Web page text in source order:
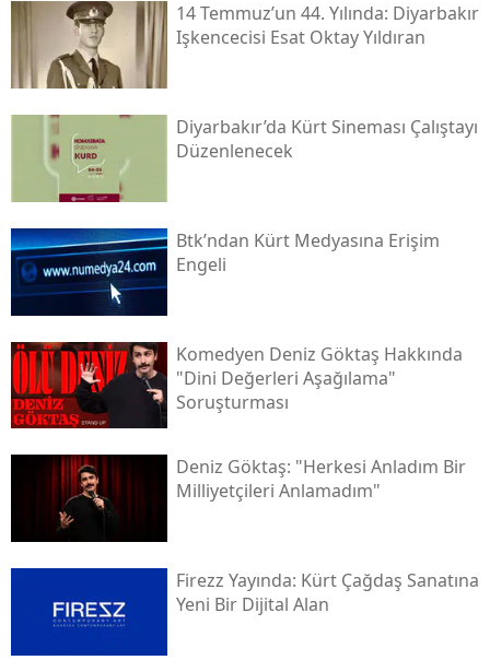
14 Temmuz’un 44. Yılında: Diyarbakır
Işkencecisi Esat Oktay Yıldıran
Diyarbakır’da Kürt Sineması Çalıştayı
Düzenlenecek
Btk’ndan Kürt Medyasına Erişim
Engeli
Komedyen Deniz Göktaş Hakkında
"dini Değerleri Aşağılama"
Soruşturması
Deniz Göktaş: "herkesi Anladım Bir
Milliyetçileri Anlamadım"
Firezz Yayında: Kürt Çağdaş Sanatına
Yeni Bir Dijital Alan